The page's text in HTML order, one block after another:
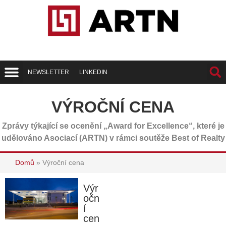
NEWSLETTER LINKEDIN
VÝROČNÍ CENA
Zprávy týkající se ocenění „Award for Excellence“, které je
udělováno Asociací (ARTN) v rámci soutěže Best of Realty
Domů » Výroční cena
Výr
očn
í
cen